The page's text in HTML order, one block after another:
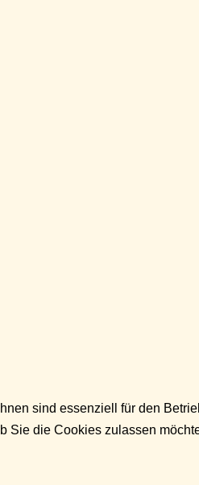
sind essenziell für den
Sie die Cookies zulassen